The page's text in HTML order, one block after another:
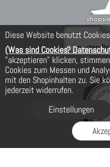
Diese Website benutzt
(Was sind Cookies?
"akzeptieren" klicken,
Cookies zum Messen und
mit den Shopinhalten zu. Sie
jederzeit widerrufen.
Einstellungen